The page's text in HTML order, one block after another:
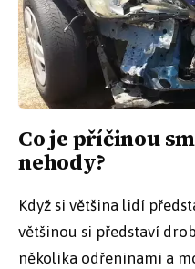
Co je příčinou
nehody?
Když si většina lidí
většinou si představí
několika odřeninami a